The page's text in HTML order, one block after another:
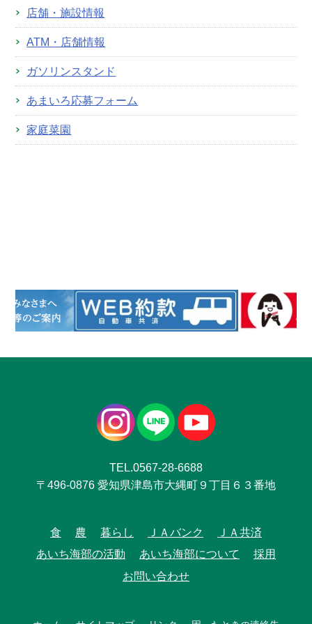
店舗・施設情報
ATM・店舗情報
ガソリンスタンド
あまいろ応募フォーム
家庭菜園
TEL.0567-28-6688
〒496-0876 愛知県津島市大縄町９丁目６３番地
食 農 暮らし ＪＡバンク
ＪＡ共済
あいち海部の活動
あいち海部について
採用
お問い合わせ